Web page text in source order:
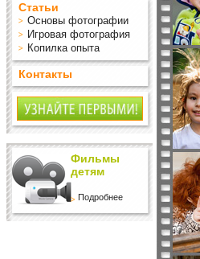
Статьи
Основы фотографии
Игровая фотография
Копилка опыта
Контакты
Фильмы
детям
Подробнее